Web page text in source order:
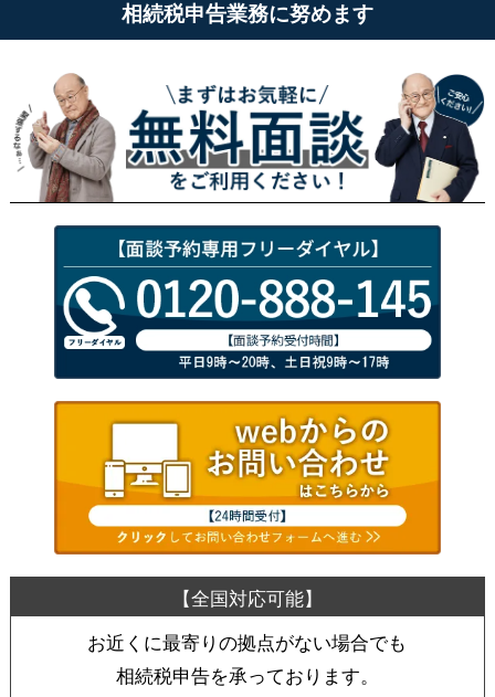
相続税申告業務に努めます
お近くに最寄りの拠点がない場合でも
相続税申告を承っております。